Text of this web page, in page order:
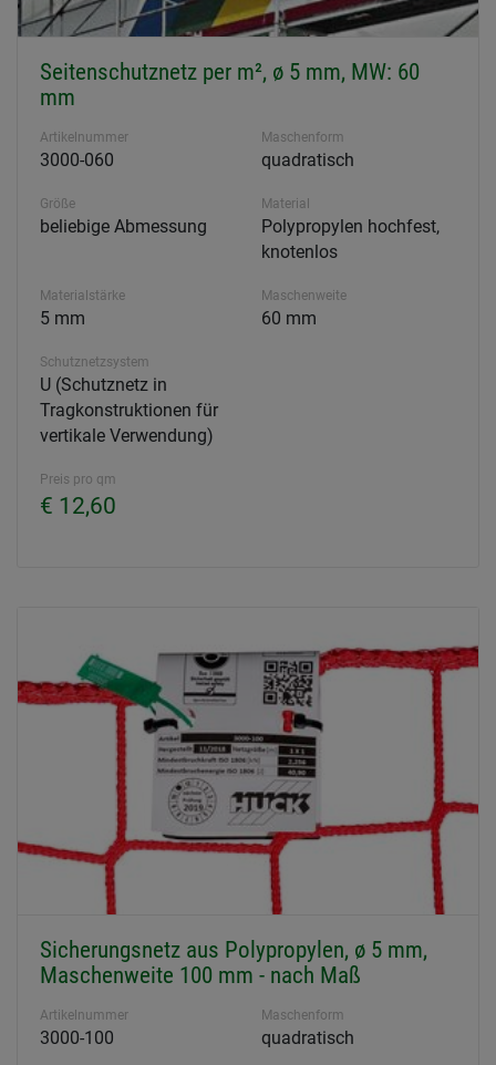
Seitenschutznetz per m², ø 5 mm, MW: 60
mm
Artikelnummer
3000-060
Maschenform
quadratisch
Größe
beliebige Abmessung
Material
Polypropylen hochfest,
knotenlos
Materialstärke
5 mm
Maschenweite
60 mm
Schutznetzsystem
U (Schutznetz in
Tragkonstruktionen für
vertikale Verwendung)
Preis pro qm
€ 12,60
Sicherungsnetz aus Polypropylen, ø 5 mm,
Maschenweite 100 mm - nach Maß
Artikelnummer
3000-100
Maschenform
quadratisch